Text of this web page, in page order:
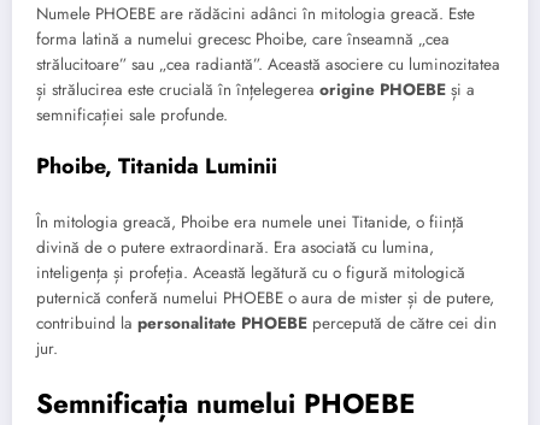
Numele PHOEBE are rădăcini adânci în mitologia greacă. Este
forma latină a numelui grecesc Phoibe, care înseamnă „cea
strălucitoare” sau „cea radiantă”. Această asociere cu luminozitatea
și strălucirea este crucială în înțelegerea origine PHOEBE și a
semnificației sale profunde.
Phoibe, Titanida Luminii
În mitologia greacă, Phoibe era numele unei Titanide, o ființă
divină de o putere extraordinară. Era asociată cu lumina,
inteligența și profeția. Această legătură cu o figură mitologică
puternică conferă numelui PHOEBE o aura de mister și de putere,
contribuind la personalitate PHOEBE percepută de către cei din
jur.
Semnificația numelui PHOEBE